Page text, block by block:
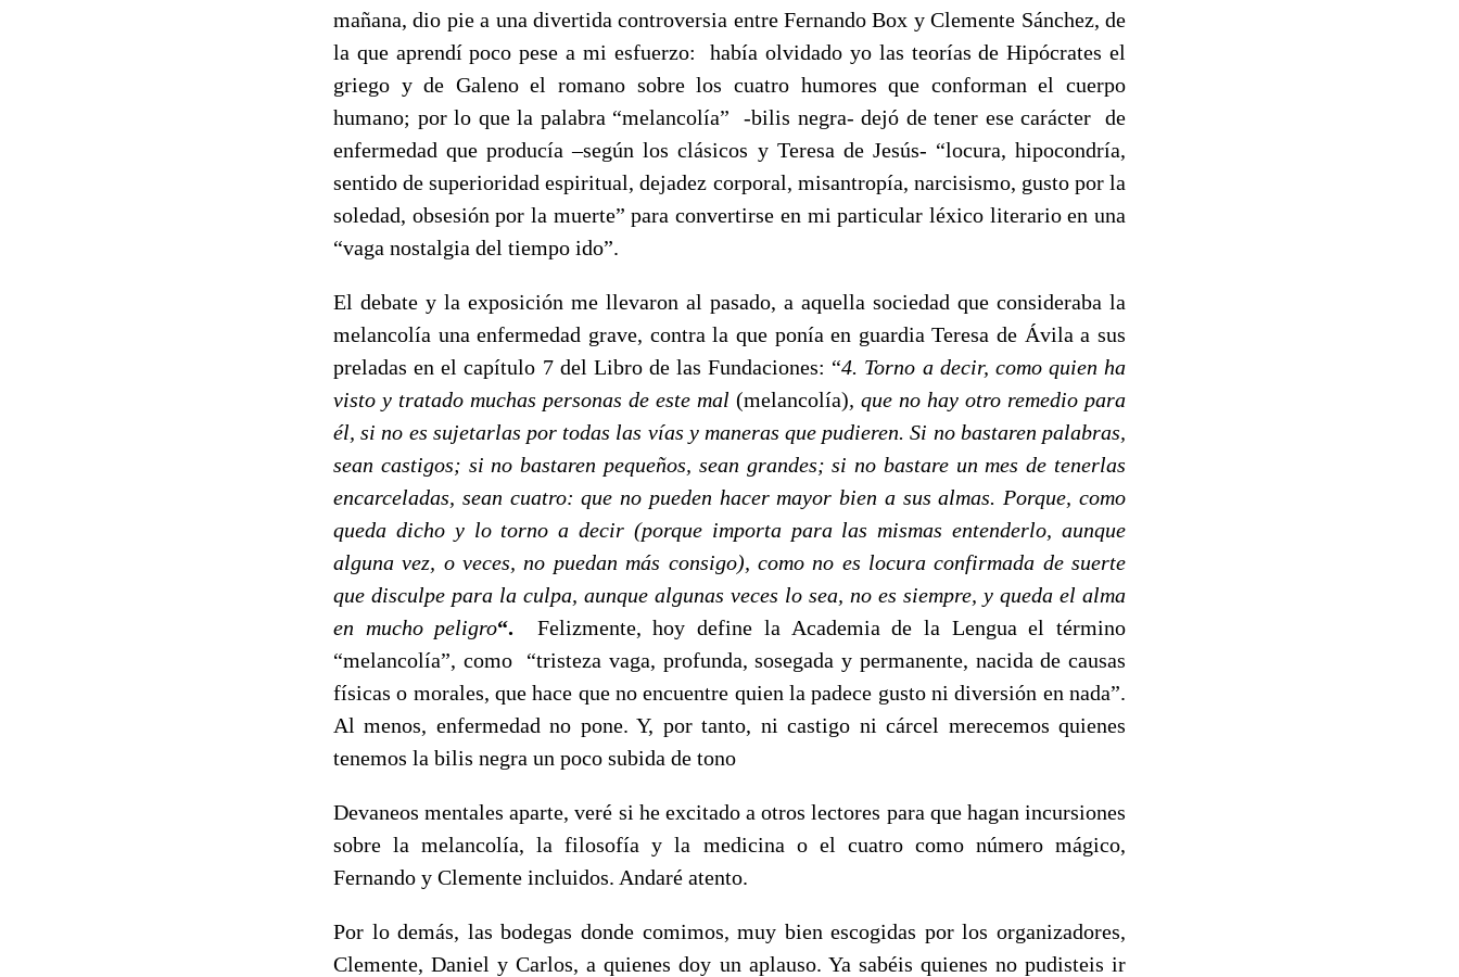
mañana, dio pie a una divertida controversia entre Fernando Box y Clemente Sánchez, de
la que aprendí poco pese a mi esfuerzo: había olvidado yo las teorías de Hipócrates el
griego y de Galeno el romano sobre los cuatro humores que conforman el cuerpo
humano; por lo que la palabra “melancolía” -bilis negra- dejó de tener ese carácter de
enfermedad que producía –según los clásicos y Teresa de Jesús- “locura, hipocondría,
sentido de superioridad espiritual, dejadez corporal, misantropía, narcisismo, gusto por la
soledad, obsesión por la muerte” para convertirse en mi particular léxico literario en una
“vaga nostalgia del tiempo ido”.
El debate y la exposición me llevaron al pasado, a aquella sociedad que consideraba la
melancolía una enfermedad grave, contra la que ponía en guardia Teresa de Ávila a sus
preladas en el capítulo 7 del Libro de las Fundaciones: “4. Torno a decir, como quien ha
visto y tratado muchas personas de este mal (melancolía), que no hay otro remedio para
él, si no es sujetarlas por todas las vías y maneras que pudieren. Si no bastaren palabras,
sean castigos; si no bastaren pequeños, sean grandes; si no bastare un mes de tenerlas
encarceladas, sean cuatro: que no pueden hacer mayor bien a sus almas. Porque, como
queda dicho y lo torno a decir (porque importa para las mismas entenderlo, aunque
alguna vez, o veces, no puedan más consigo), como no es locura confirmada de suerte
que disculpe para la culpa, aunque algunas veces lo sea, no es siempre, y queda el alma
en mucho peligro“. Felizmente, hoy define la Academia de la Lengua el término
“melancolía”, como “tristeza vaga, profunda, sosegada y permanente, nacida de causas
físicas o morales, que hace que no encuentre quien la padece gusto ni diversión en nada”.
Al menos, enfermedad no pone. Y, por tanto, ni castigo ni cárcel merecemos quienes
tenemos la bilis negra un poco subida de tono
Devaneos mentales aparte, veré si he excitado a otros lectores para que hagan incursiones
sobre la melancolía, la filosofía y la medicina o el cuatro como número mágico,
Fernando y Clemente incluidos. Andaré atento.
Por lo demás, las bodegas donde comimos, muy bien escogidas por los organizadores,
Clemente, Daniel y Carlos, a quienes doy un aplauso. Ya sabéis quienes no pudisteis ir